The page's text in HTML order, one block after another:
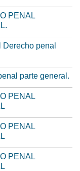
PENAL
penal
parte general.
PENAL
PENAL
PENAL